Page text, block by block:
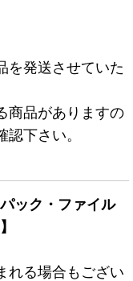
を発送させていた
商品がありますの
下さい。
ック・ファイル
れる場合もござい